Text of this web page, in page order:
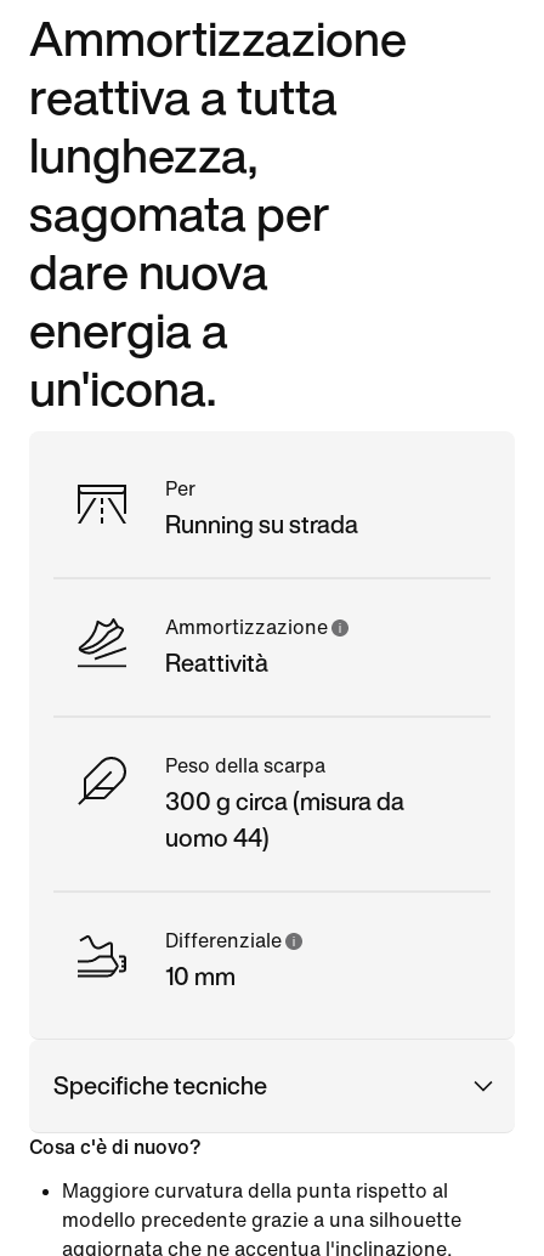
Ammortizzazione
reattiva a tutta
lunghezza,
sagomata per
dare nuova
energia a
un'icona.
Per
Running su strada
Ammortizzazione
Reattività
Peso della scarpa
300 g circa (misura da
uomo 44)
Differenziale
10 mm
Specifiche tecniche
Cosa c'è di nuovo?
Maggiore curvatura della punta rispetto al
modello precedente grazie a una silhouette
aggiornata che ne accentua l'inclinazione.